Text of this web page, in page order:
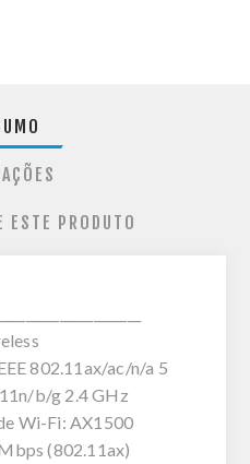
ESTE PRODUTO
802.11ax/ac/n/a 5
b/g 2.4 GHz
Wi-Fi: AX1500
(802.11ax)